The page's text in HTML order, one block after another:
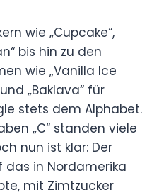
wie „Cupcake“,
bis hin zu den
wie „Vanilla Ice
„Baklava“ für
stets dem Alphabet.
„C“ standen viele
nun ist klar: Der
das in Nordamerika
mit Zimtzucker